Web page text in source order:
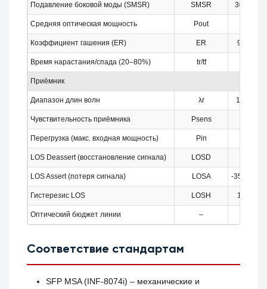
Подавление боковой моды (SMSR) SMSR 30 дБ
Средняя оптическая мощность Pout
Коэффициент гашения (ER) ER 9 дБ
Время нарастания/спада (20–80%) tr/tf
Приёмник
Диапазон длин волн λr 1260
Чувствительность приёмника Psens
Перегрузка (макс. входная мощность) Pin
LOS Deassert (восстановление сигнала) LOSD
LOS Assert (потеря сигнала) LOSA -35 дБм
Гистерезис LOS LOSH 1 дБ
Оптический бюджет линии –
Соответствие стандартам
SFP MSA (INF‑8074i) – механические и